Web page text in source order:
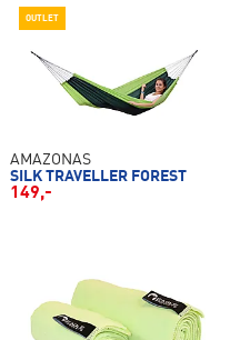
OUTLET
AMAZONAS
SILK TRAVELLER FOREST
149,-